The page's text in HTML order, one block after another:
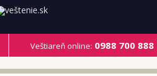
Veštiareň online: 0988 700 888